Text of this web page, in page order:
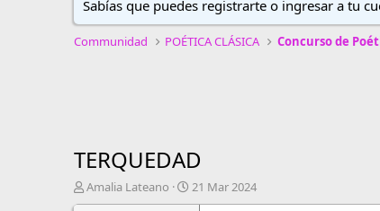
Sabías que puedes registrarte o ingresar a tu
Communidad POÉTICA CLÁSICA
TERQUEDAD
A
u
Amalia Lateano
F
e
21 Mar 2024